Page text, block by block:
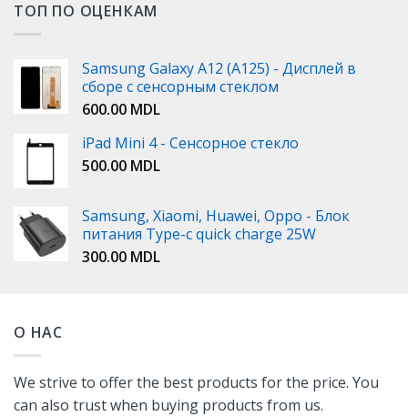
ТОП ПО ОЦЕНКАМ
Samsung Galaxy A12 (A125) - Дисплей в
сборе с сенсорным стеклом
600.00 MDL
iPad Mini 4 - Сенсорное стекло
500.00 MDL
Samsung, Xiaomi, Huawei, Oppo - Блок
питания Type-c quick charge 25W
300.00 MDL
О НАС
We strive to offer the best products for the price. You
can also trust when buying products from us.